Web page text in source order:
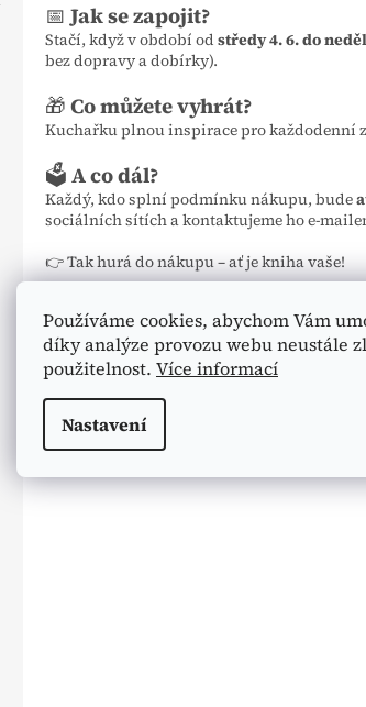
Používáme cookies, abychom Vám
díky analýze provozu webu neustále
použitelnost. Více informací
Nastavení
📅 Jak se zapojit?
Stačí, když v období od středy 4. 6. do
bez dopravy a dobírky).
🎁 Co můžete vyhrát?
Kuchařku plnou inspirace pro každodenní
🗳️ A co dál?
Každý, kdo splní podmínku nákupu, bude
sociálních sítích a kontaktujeme ho e-
👉 Tak hurá do nákupu – ať je kniha vaše!
->Chci soutěžit